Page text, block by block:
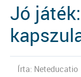
Jó
Írta: Neteducatio